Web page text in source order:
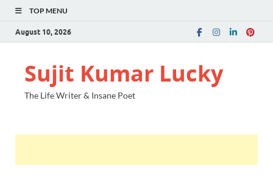
TOP MENU
August 10, 2026
Sujit Kumar Lucky
The Life Writer & Insane Poet